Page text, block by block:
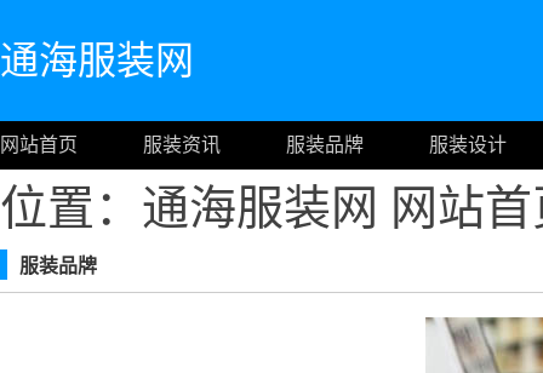
通海服装网
网站首页 服装资讯 服装品牌 服装设计
位置：通海服装网 网站
服装品牌